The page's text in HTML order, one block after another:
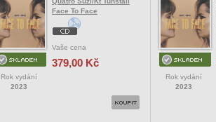
Rok vydání
2023
Face To Face
Vaše cena
379,00 Kč
Rok vydání
2023